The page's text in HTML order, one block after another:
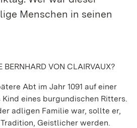
Menschen in seinen
BERNHARD VON CLAIRVAUX?
Abt im Jahr 1091 auf einer
eines burgundischen Ritters.
adligen Familie war, sollte er,
Geistlicher werden.